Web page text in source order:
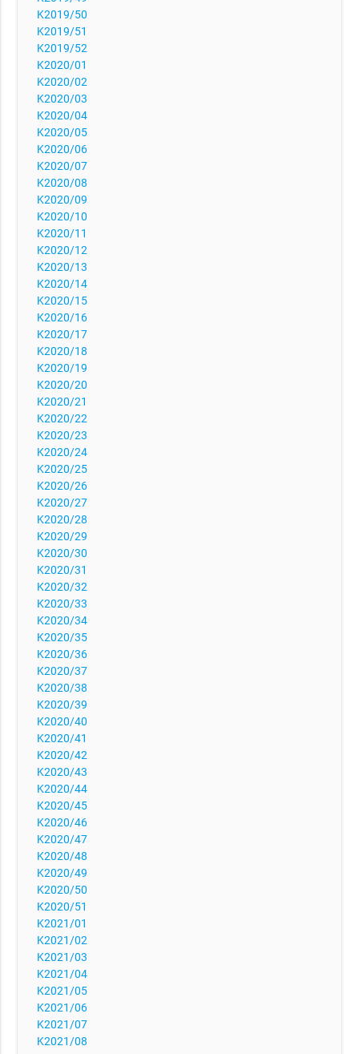
K2019/50
K2019/51
K2019/52
K2020/01
K2020/02
K2020/03
K2020/04
K2020/05
K2020/06
K2020/07
K2020/08
K2020/09
K2020/10
K2020/11
K2020/12
K2020/13
K2020/14
K2020/15
K2020/16
K2020/17
K2020/18
K2020/19
K2020/20
K2020/21
K2020/22
K2020/23
K2020/24
K2020/25
K2020/26
K2020/27
K2020/28
K2020/29
K2020/30
K2020/31
K2020/32
K2020/33
K2020/34
K2020/35
K2020/36
K2020/37
K2020/38
K2020/39
K2020/40
K2020/41
K2020/42
K2020/43
K2020/44
K2020/45
K2020/46
K2020/47
K2020/48
K2020/49
K2020/50
K2020/51
K2021/01
K2021/02
K2021/03
K2021/04
K2021/05
K2021/06
K2021/07
K2021/08